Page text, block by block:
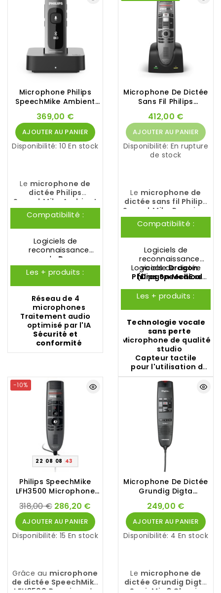
Microphone Philips
SpeechMike Ambient
PSM5000
369,00 €
AJOUTER AU PANIER
Disponibilité:10 En stock
Le microphone de
dictée Philips
SpeechMike Ambient
PSM5000est la toute
dernière innovation de
PHILIPS. Il est doté de
microphones
beamforming haute
performance pour une
reconnaissance vocale
pécise.
Compatibilité :
Logiciels de
reconnaissance
vocale Dragon
(Dragon Medical
One,Dragon
Professional
Anywhere ,Dragon
Professional,...)
Les + produits :
Réseau de 4
microphones
Traitement audio
optimisé par l'IA
Sécurité et
conformité
Microphone De Dictée
Sans Fil Philips
SpeechMike SMP4010
412,00 €
AJOUTER AU PANIER
Disponibilité: En rupture
de stock
Le microphone de
dictée sans fil Philips
SpeechMike Premium
Air SMP4010a atteint
l'apogée de son
évolution grâce à la
technologie vocale
sans perte
révolutionnaire, sans
les contraintes d'un
câble. Le Philips
SpeechMike Premium
Air SMP4010 est doté
d'un interrupteur à 4
positions version
internationale.
Compatibilité :
Logiciels de
reconnaissance
vocaleDragon
(Dragon Medical
Professional
Anywhere
Professional,...)
Logiciels de dictée
PhilipsSpeechExec
SpeechExec Basic
Dictate
Les + produits :
Technologie vocale
sans perte
Microphone de qualité
studio
Capteur tactile
pour l'utilisation de
la souris
22 08 08 42
-10%
Philips SpeechMike
LFH3500 Microphone
De Dictée
318,00 € 286,20 €
AJOUTER AU PANIER
Disponibilité: 15 En stock
Grâce au microphone
de dictée SpeechMike
LFH3500 Premium
de
Microphone De Dictée
Grundig Digta
SonicMic 3 Classic
249,00 €
AJOUTER AU PANIER
Disponibilité: 4 En stock
Le microphone de
dictée Grundig Digta
SonicMic 3 Classic